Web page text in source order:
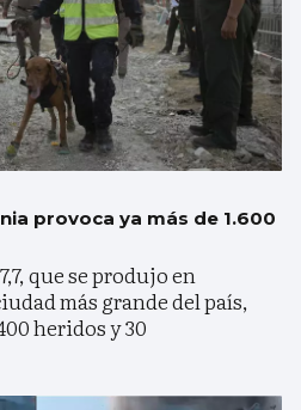
provoca ya más de 1.600
que se produjo en
más grande del país,
heridos y 30